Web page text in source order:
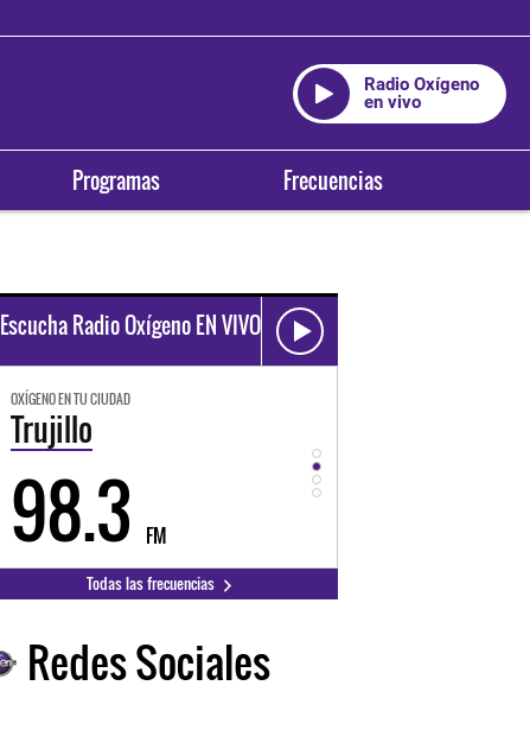
Radio Oxígeno
en vivo
Programas Frecuencias
Escucha Radio Oxígeno EN VIVO
OXÍGENO EN TU CIUDAD
Trujillo
98.3 FM 94.3
Todas las frecuencias
Redes Sociales